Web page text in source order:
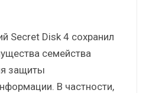
Secret Disk 4 cохранил
семейства
защиты
В частности,